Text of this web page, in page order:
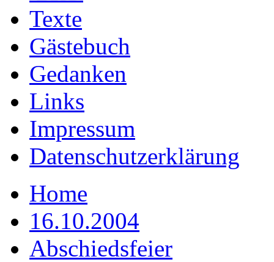
Texte
Gästebuch
Gedanken
Links
Impressum
Datenschutzerklärung
Home
16.10.2004
Abschiedsfeier